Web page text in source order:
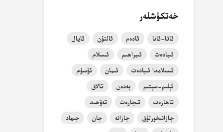
خەتكۈشلەر
ئاتا-ئانا ئادەم ئالتۇن
ئايال
ئىبادەت
ئىبراھىم
ئىسلام
ئىسلامدا ئىبادەت
ئىمان
ئۆسۈم
ئېلىم-سېتىم
بەدەن
تالاق
تاھارەت
تىجارەت
تەۋھىد
جازانىخورلۇق
جازانە جان
جىھاد